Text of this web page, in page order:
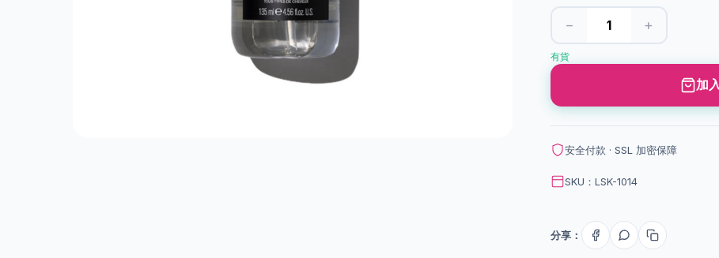
− +
有貨
加
安全付款 · SSL 加密保障
SKU：LSK-1014
分享：